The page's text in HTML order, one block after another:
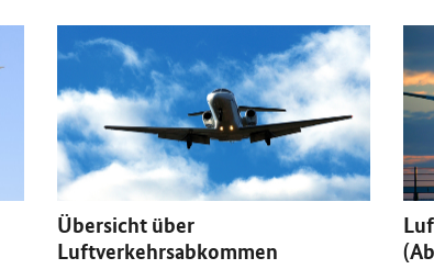
Übersicht über
Luftverkehrsabkommen